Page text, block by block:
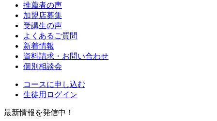
推薦者の声
加盟店募集
受講生の声
よくあるご質問
新着情報
資料請求・お問い合わせ
個別相談会
コースに申し込む
生徒用ログイン
最新情報を発信中！